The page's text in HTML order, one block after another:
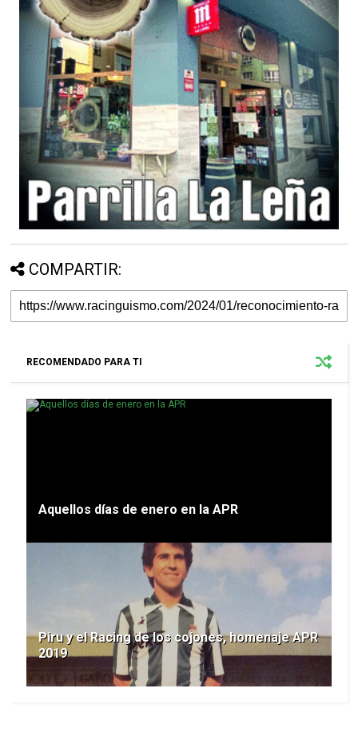
COMPARTIR:
RECOMENDADO PARA TI
Aquellos días de enero en la APR
Piru y el Racing de los cojones, homenaje APR
2019